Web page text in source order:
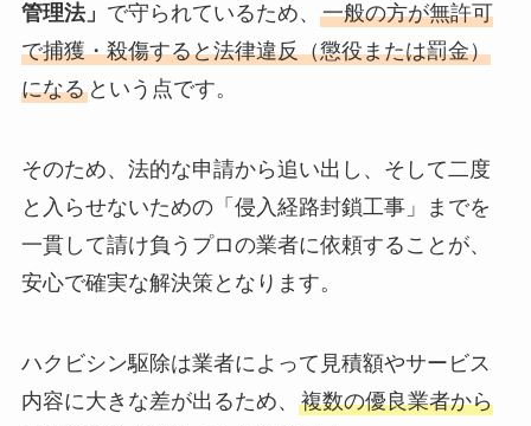
管理法」 で守られているため、 一般の方が無許可
で捕獲・殺傷すると法律違反（懲役または罰金）
になるという点です。
そのため、法的な申請から追い出し、そして二度
と入らせないための「侵入経路封鎖工事」までを
一貫して請け負うプロの業者に依頼することが、
安心で確実な解決策となります。
ハクビシン駆除は業者によって見積額やサービス
内容に大きな差が出るため、 複数の優良業者から